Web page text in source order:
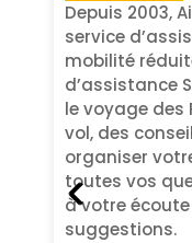
Depuis 2003,
service
mobilité
d’assistance
le voyage des
vol, des
organiser
toutes vos
à votre
suggestions.